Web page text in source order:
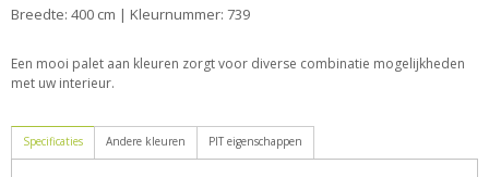
Breedte: 400 cm | Kleurnummer: 739
Een mooi palet aan kleuren zorgt voor diverse combinatie mogelijkheden
met uw interieur.
Specificaties Andere kleuren PIT eigenschappen